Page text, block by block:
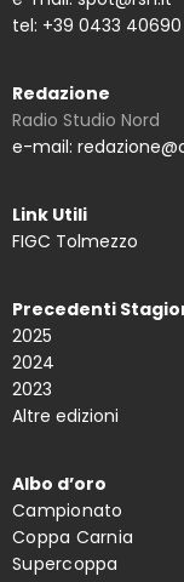
tel: +39 0433 40690
Redazione
Radio Studio Nord
e-mail:
Link Utili
FIGC Tolmezzo
Precedenti
2025
2024
2023
Altre edizioni
Albo d’oro
Campionato
Coppa Carnia
Supercoppa